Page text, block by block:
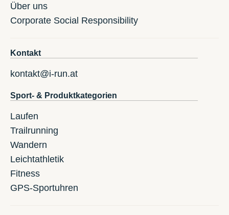
Über uns
Corporate Social Responsibility
Kontakt
kontakt@i-run.at
Sport- & Produktkategorien
Laufen
Trailrunning
Wandern
Leichtathletik
Fitness
GPS-Sportuhren